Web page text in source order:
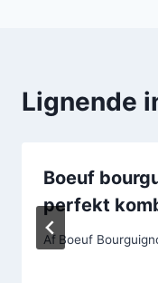
Lignende
Boeuf
perfekt
Af Boeuf